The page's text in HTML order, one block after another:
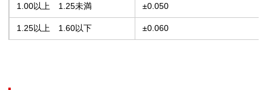
1.00以上 1.25未満 ±0.050
1.25以上 1.60以下 ±0.060